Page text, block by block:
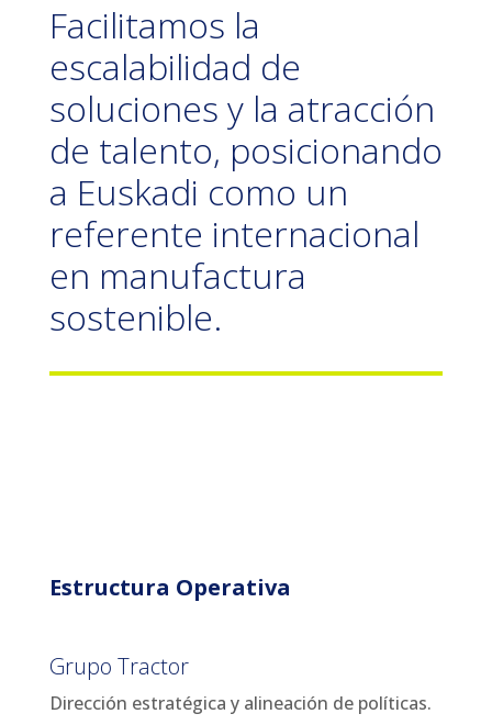
Facilitamos la
escalabilidad de
soluciones y la atracción
de talento, posicionando
a Euskadi como un
referente internacional
en manufactura
sostenible.
Estructura Operativa
Grupo Tractor
Dirección estratégica y alineación de políticas.